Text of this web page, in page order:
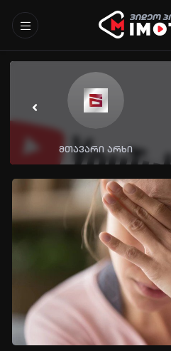
მთავარი არხი